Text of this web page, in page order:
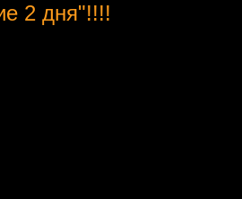
2 дня"!!!!